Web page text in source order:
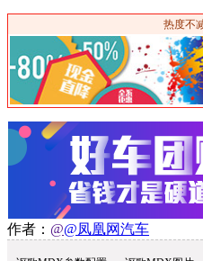
热度不
作者： @@凤凰网汽车